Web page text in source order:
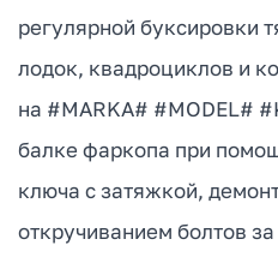
регулярной буксировки
лодок, квадроциклов и
на #MARKA# #MODEL#
балке фаркопа при
ключа с затяжкой,
откручиванием болтов за